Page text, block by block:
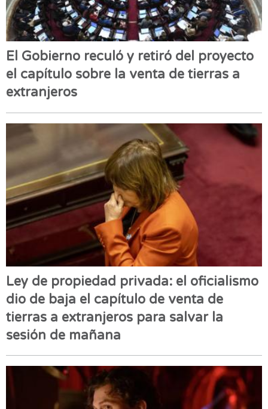
El Gobierno reculó y retiró del proyecto
el capítulo sobre la venta de tierras a
extranjeros
Ley de propiedad privada: el oficialismo
dio de baja el capítulo de venta de
tierras a extranjeros para salvar la
sesión de mañana